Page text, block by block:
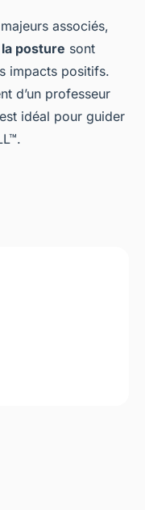
associés,
posture sont
impacts positifs.
d’un professeur
idéal pour guider